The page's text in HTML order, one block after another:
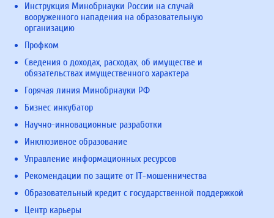
Инструкция Минобрнауки России на случай
вооруженного нападения на образовательную
организацию
Профком
Сведения о доходах, расходах, об имуществе и
обязательствах имущественного характера
Горячая линия Минобрнауки РФ
Бизнес инкубатор
Научно-инновационные разработки
Инклюзивное образование
Управление информационных ресурсов
Рекомендации по защите от IT-мошенничества
Образовательный кредит с государственной поддержкой
Центр карьеры